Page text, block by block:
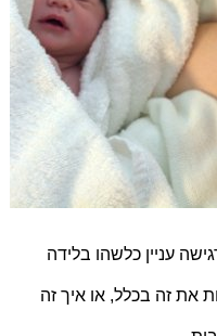
עניין כלשהו בלידה
את זה בכלל, או איך זה